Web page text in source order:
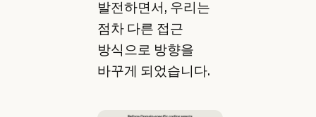
발전하면서, 우리는
점차 다른 접근
방식으로 방향을
바꾸게 되었습니다.